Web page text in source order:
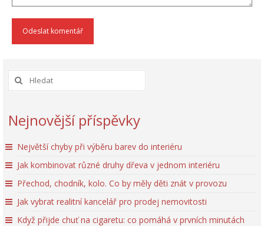
Nejnovější příspěvky
Největší chyby při výběru barev do interiéru
Jak kombinovat různé druhy dřeva v jednom interiéru
Přechod, chodník, kolo. Co by měly děti znát v provozu
Jak vybrat realitní kancelář pro prodej nemovitosti
Když přijde chuť na cigaretu: co pomáhá v prvních minutách